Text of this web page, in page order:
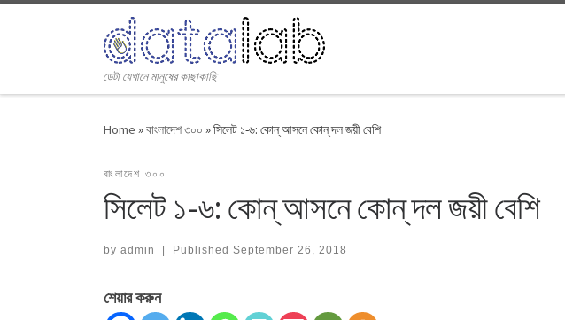
ডেটা যেখানে মানুষের কাছাকাছি
Home »বাংলাদেশ ৩০০ »সিলেট ১-৬: কোন্ আসনে কোন্ দল জয়ী বেশি
বাংলাদেশ ৩০০
সিলেট ১-৬: কোন্ আসনে কোন্ দল জয়ী বেশি
by admin | Published September 26, 2018
শেয়ার করুন